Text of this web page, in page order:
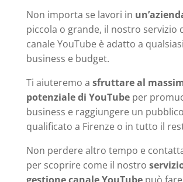
Non importa se lavori in
piccola o grande, il nostro servizio
canale YouTube è adatto a
business e budget.
Ti aiuteremo a sfruttare al
potenziale di YouTubeper
business e raggiungere un
qualificato a Firenze o in tutto il
Non perdere altro tempo e
per scoprire come il nostro